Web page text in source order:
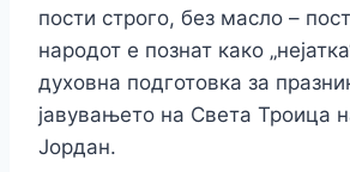
пости строго, без масло –
народот е познат како
духовна подготовка за
јавувањето на Света Троица
Јордан.